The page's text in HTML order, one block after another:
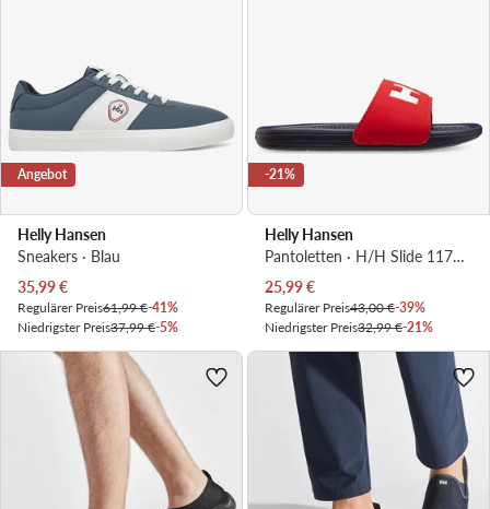
Angebot
Helly Hansen
Sneakers · Blau
Aktueller Preis
35,99€
Regulärer Preis61,99 €-41%
Niedrigster Preis37,99 €-5%
-21%
Helly Hansen
Pantoletten · H/H Slide 11714 · Dunkelblau
Aktueller Preis
25,99€
Regulärer Preis43,00 €-39%
Niedrigster Preis32,99 €-21%